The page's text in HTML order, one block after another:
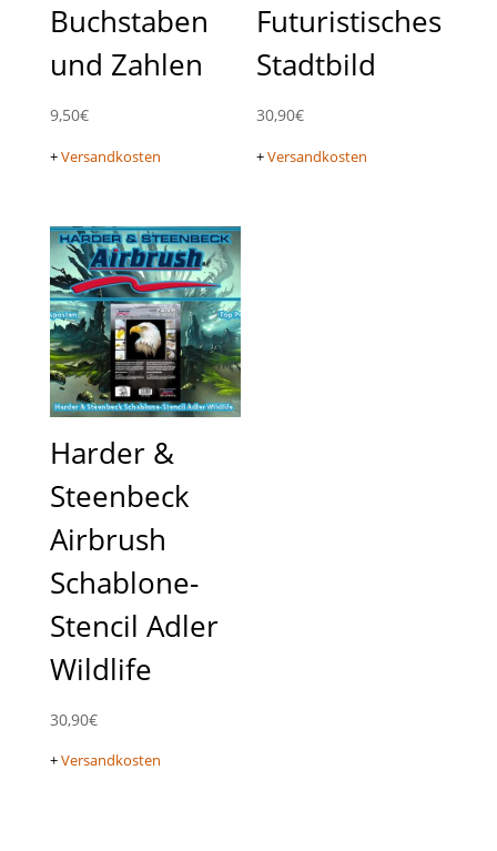
Buchstaben
und Zahlen
9,50€
+Versandkosten
Futuristisches
Stadtbild
30,90€
+Versandkosten
Harder &
Steenbeck
Airbrush
Schablone-
Stencil Adler
Wildlife
30,90€
+Versandkosten